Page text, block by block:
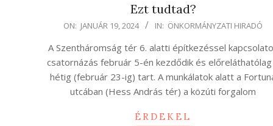
Ezt tudtad?
ON: JANUÁR 19, 2024 IN: ÖNKORMÁNYZATI HIRADÓ
A Szentháromság tér 6. alatti építkezéssel
csatornázás február 5-én kezdődik és előreláthatólag
hétig (február 23-ig) tart. A munkálatok alatt a
utcában (Hess András tér) a közúti forgalom
ÉRDEKEL